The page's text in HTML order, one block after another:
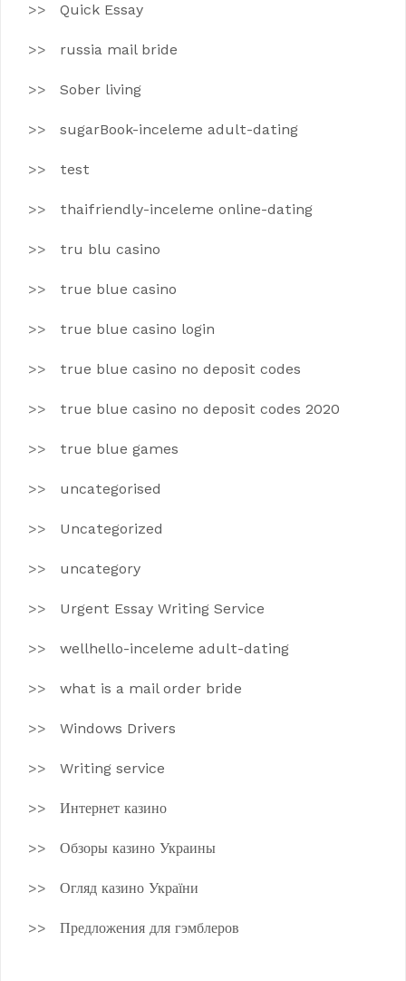
Quick Essay
russia mail bride
Sober living
sugarBook-inceleme adult-dating
test
thaifriendly-inceleme online-dating
tru blu casino
true blue casino
true blue casino login
true blue casino no deposit codes
true blue casino no deposit codes 2020
true blue games
uncategorised
Uncategorized
uncategory
Urgent Essay Writing Service
wellhello-inceleme adult-dating
what is a mail order bride
Windows Drivers
Writing service
Интернет казино
Обзоры казино Украины
Огляд казино України
Предложения для гэмблеров